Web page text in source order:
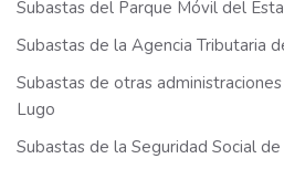
Subastas del Parque Móvil del
Subastas de la Agencia Tributaria
Subastas de otras
Lugo
Subastas de la Seguridad Social